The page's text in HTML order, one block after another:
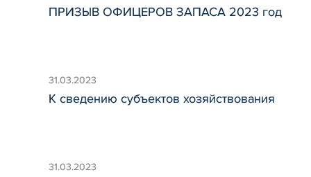
ПРИЗЫВ ОФИЦЕРОВ ЗАПАСА 2023 год
31.03.2023
К сведению субъектов хозяйствования
31.03.2023